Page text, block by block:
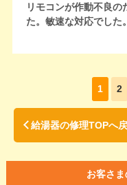
リモコンが作動不良
た。敏速な対応でした。
1 2
給湯器の修理TOPへ
お客さ